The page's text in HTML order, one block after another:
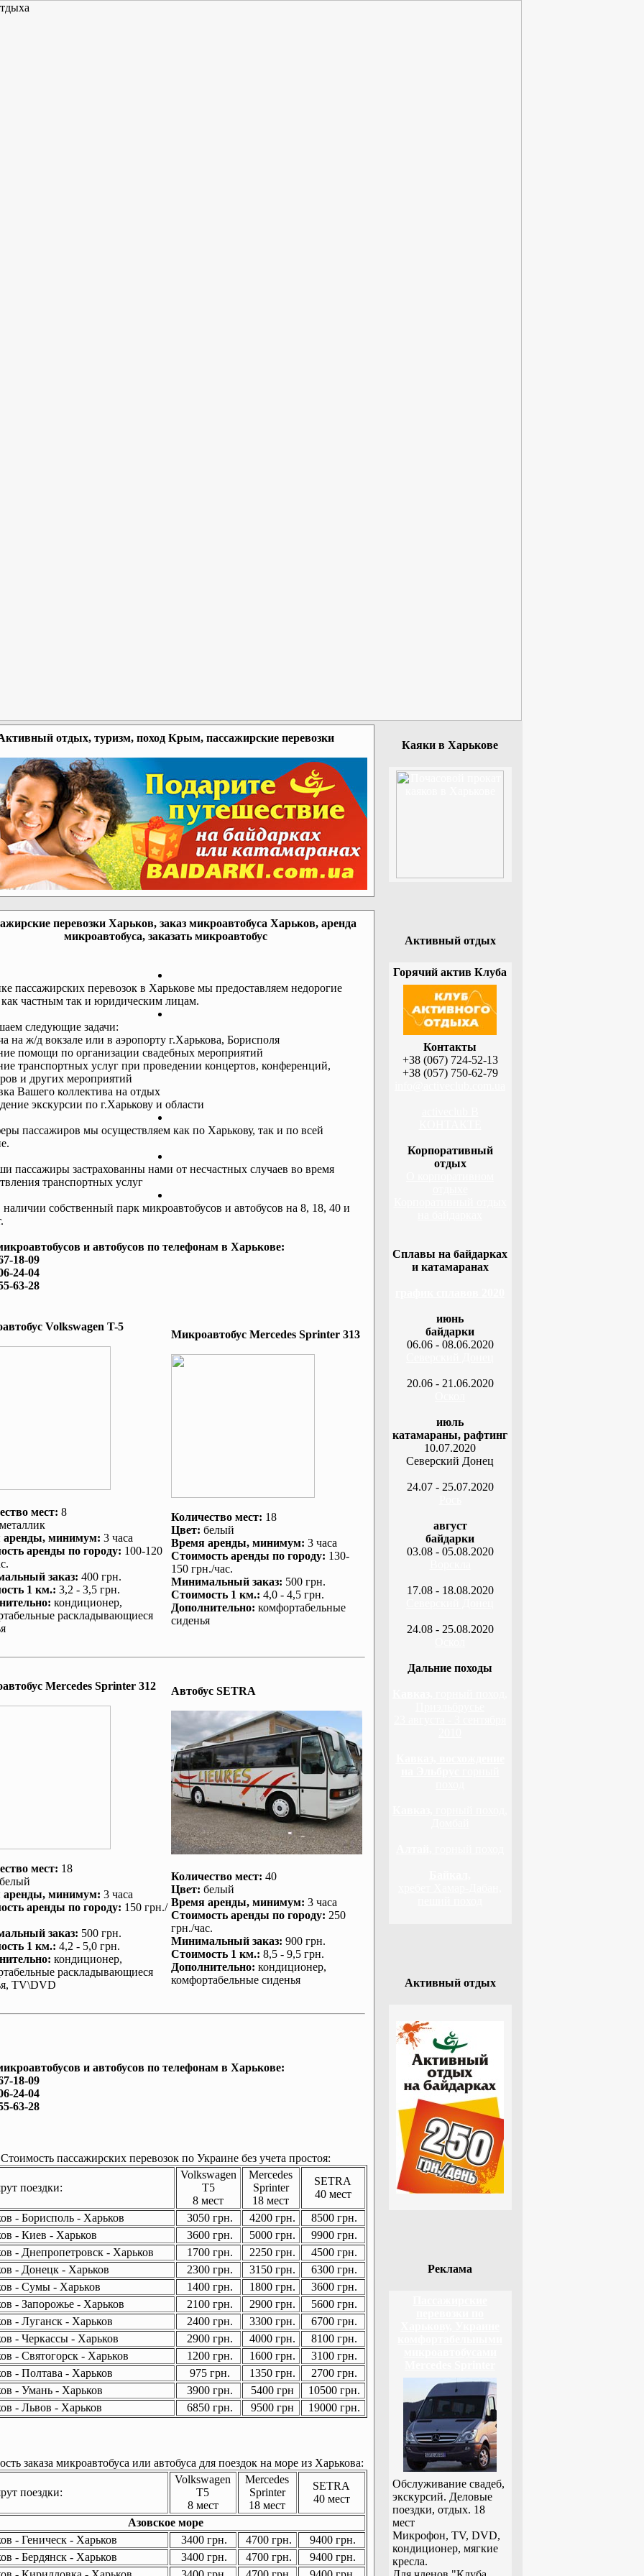
отдых, туризм, поход Крым, пассажирские перевозки
перевозки Харьков, заказ микроавтобуса Харьков, аренда
микроавтобуса, заказать микроавтобус
пассажирских перевозок в Харькове мы предоставляем недорогие
как частным так и юридическим лицам.
следующие задачи:
на ж/д вокзале или в аэропорту г.Харькова, Борисполя
помощи по организации свадебных мероприятий
транспортных услуг при проведении концертов, конференций,
и других мероприятий
Вашего коллектива на отдых
экскурсии по г.Харькову и области
пассажиров мы осуществляем как по Харькову, так и по всей
пассажиры застрахованны нами от несчастных случаев во время
транспортных услуг
собственный парк микроавтобусов и автобусов на 8, 18, 40 и
и автобусов по телефонам в Харькове:
18-09
24-04
63-28
Volkswagen T-5
мест: 8
металлик
аренды, минимум: 3 часа
аренды по городу: 100-120
заказ: 400 грн.
1 км.: 3,2 - 3,5 грн.
: кондиционер,
раскладывающиеся
Микроавтобус Mеrcedes Sprinter 313
Количество мест: 18
Цвет: белый
Время аренды, минимум: 3 часа
Стоимость аренды по городу: 130-
150 грн./час.
Минимальный заказ: 500 грн.
Стоимость 1 км.: 4,0 - 4,5 грн.
Дополнительно: комфортабельные
сиденья
Mеrcedes Sprinter 312
мест: 18
белый
аренды, минимум: 3 часа
аренды по городу: 150 грн./
заказ: 500 грн.
1 км.: 4,2 - 5,0 грн.
: кондиционер,
раскладывающиеся
TV\DVD
Автобус SETRA
Количество мест: 40
Цвет: белый
Время аренды, минимум: 3 часа
Стоимость аренды по городу: 250
грн./час.
Минимальный заказ: 900 грн.
Стоимость 1 км.: 8,5 - 9,5 грн.
Дополнительно: кондиционер,
комфортабельные сиденья
и автобусов по телефонам в Харькове:
18-09
24-04
63-28
Стоимость пассажирских перевозок по Украине без учета простоя:
поездки:
Volkswagen
T5
8 мест
Mercedes
Sprinter
18 мест
SETRA
40 мест
- Борисполь - Харьков
3050 грн. 4200 грн.
8500 грн.
- Киев - Харьков
3600 грн. 5000 грн.
9900 грн.
- Днепропетровск - Харьков
1700 грн. 2250 грн.
4500 грн.
- Донецк - Харьков
2300 грн. 3150 грн.
6300 грн.
- Сумы - Харьков
1400 грн. 1800 грн.
3600 грн.
- Запорожье - Харьков
2100 грн. 2900 грн.
5600 грн.
- Луганск - Харьков
2400 грн. 3300 грн.
6700 грн.
- Черкассы - Харьков
2900 грн. 4000 грн.
8100 грн.
- Святогорск - Харьков
1200 грн. 1600 грн.
3100 грн.
- Полтава - Харьков
975 грн. 1350 грн.
2700 грн.
- Умань - Харьков
3900 грн. 5400 грн
10500 грн.
- Львов - Харьков
6850 грн. 9500 грн 19000 грн.
заказа микроавтобуса или автобуса для поездок на море из Харькова:
поездки:
Volkswagen
T5
8 мест
Mercedes
Sprinter
18 мест
SETRA
40 мест
Азовское море
- Геническ - Харьков
3400 грн. 4700 грн.
9400 грн.
- Бердянск - Харьков
3400 грн. 4700 грн.
9400 грн.
Каяки в Харькове
Активный отдых
Горячий актив Клуба
Контакты
+38 (067) 724-52-13
+38 (057) 750-62-79
Корпоративный
отдых
Сплавы на байдарках
и катамаранах
июнь
байдарки
06.06 - 08.06.2020
20.06 - 21.06.2020
июль
катамараны, рафтинг
10.07.2020
Северский Донец
24.07 - 25.07.2020
август
байдарки
03.08 - 05.08.2020
17.08 - 18.08.2020
24.08 - 25.08.2020
Дальние походы
Активный отдых
Реклама
Обслуживание свадеб,
экскурсий. Деловые
поездки, отдых. 18
мест
Микрофон, TV, DVD,
кондиционер, мягкие
кресла.